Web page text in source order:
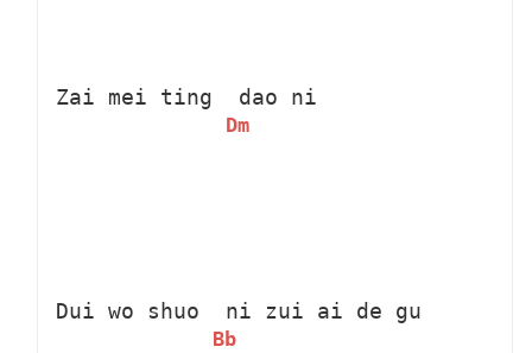
Zai mei ting
Dm
dao ni
Dui wo shuo
Bb
ni zui ai de gu